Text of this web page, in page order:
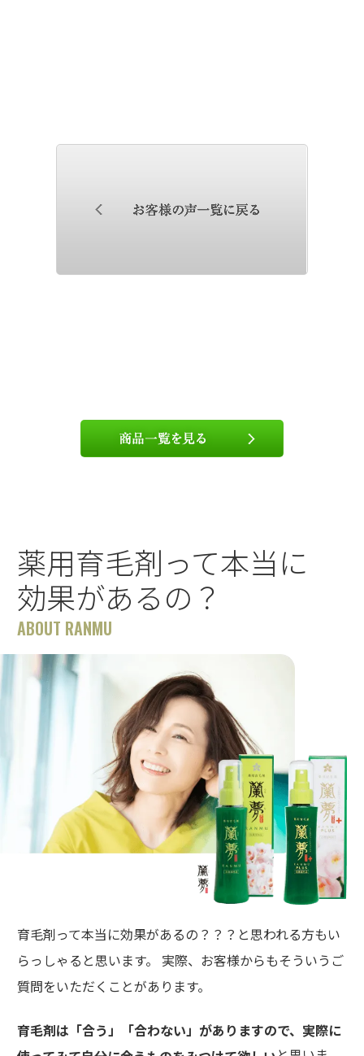
薬用育毛剤って本当に
効果があるの？
ABOUT RANMU
育毛剤って本当に効果があるの？？？と思われる方もい
らっしゃると思います。 実際、お客様からもそういうご
質問をいただくことがあります。
育毛剤は「合う」「合わない」がありますので、実際に